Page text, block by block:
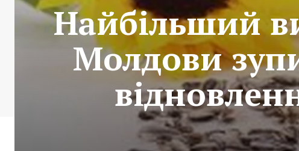
Найбільший
Молдови